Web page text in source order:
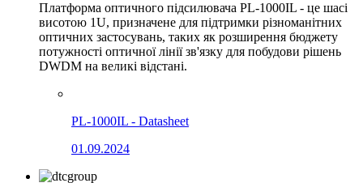
Платформа оптичного підсилювача PL-1000IL - це шасі
висотою 1U, призначене для підтримки різноманітних
оптичних застосувань, таких як розширення бюджету
потужності оптичної лінії зв'язку для побудови рішень
DWDM на великі відстані.
PL-1000IL - Datasheet
01.09.2024